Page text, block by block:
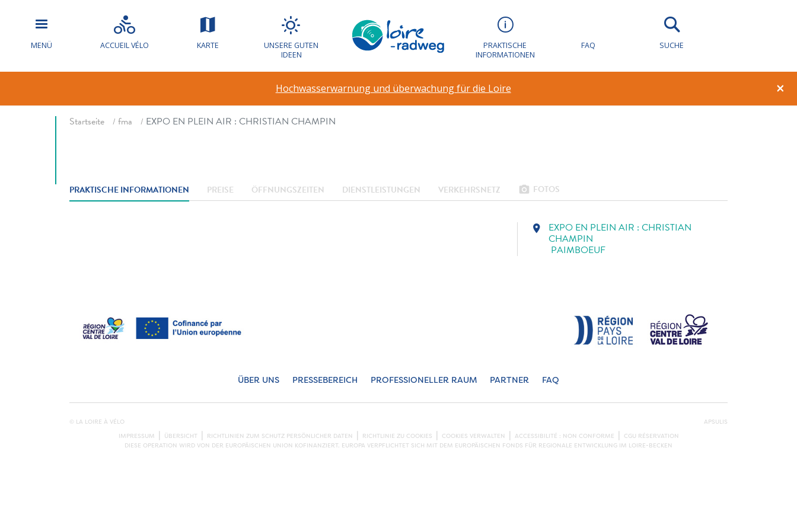
MENÜ ACCUEIL VÉLO KARTE
UNSERE GUTEN
IDEEN
PRAKTISCHE
INFORMATIONEN
FAQ SUCHE
×
Hochwasserwarnung und überwachung für die Loire
EXPO EN PLEIN AIR : CHRISTIAN
CHAMPIN
1 0
Startseite fma EXPO EN PLEIN AIR : CHRISTIAN CHAMPIN
PRAKTISCHE INFORMATIONEN PREISE ÖFFNUNGSZEITEN DIENSTLEISTUNGEN VERKEHRSNETZ photo_camera FOTOS
location_on EXPO EN PLEIN AIR : CHRISTIAN
CHAMPIN
PAIMBOEUF
ÜBER UNS PRESSEBEREICH PROFESSIONELLER RAUM PARTNER FAQ
© LA LOIRE À VÉLO
APSULIS
IMPRESSUM
ÜBERSICHT RICHTLINIEN ZUM SCHUTZ PERSÖNLICHER DATEN RICHTLINIE ZU COOKIES COOKIES VERWALTEN ACCESSIBILITÉ : NON CONFORME
CGU RÉSERVATION
DIESE OPERATION WIRD VON DER EUROPÄISCHEN UNION KOFINANZIERT. EUROPA VERPFLICHTET SICH MIT DEM EUROPÄISCHEN FONDS FÜR REGIONALE ENTWICKLUNG IM LOIRE-BECKEN